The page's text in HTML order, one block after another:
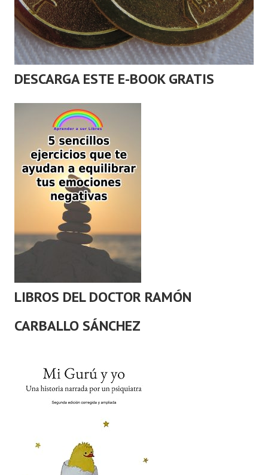
DESCARGA ESTE E-BOOK GRATIS
LIBROS DEL DOCTOR RAMÓN
CARBALLO SÁNCHEZ